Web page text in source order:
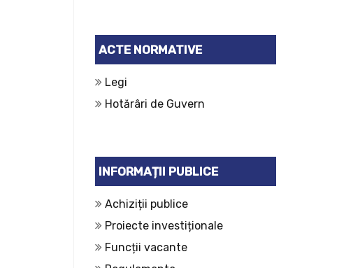
ACTE NORMATIVE
Legi
Hotărâri de Guvern
INFORMAȚII PUBLICE
Achiziții publice
Proiecte investiționale
Funcții vacante